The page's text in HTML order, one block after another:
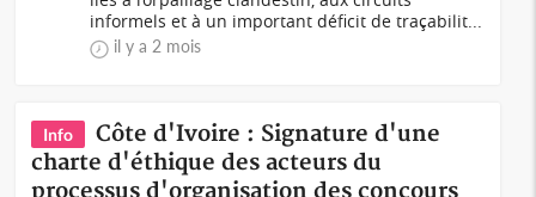
informels et à un important déficit de traçabilit...
il y a 2 mois
Info
Côte d'Ivoire : Signature d'une
charte d'éthique des acteurs du